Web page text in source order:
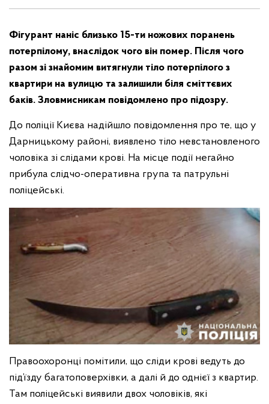
Фігурант наніс близько 15-ти ножових поранень
потерпілому, внаслідок чого він помер. Після чого
разом зі знайомим витягнули тіло потерпілого з
квартири на вулицю та залишили біля сміттєвих
баків. Зловмисникам повідомлено про підозру.
До поліції Києва надійшло повідомлення про те, що у
Дарницькому районі, виявлено тіло невстановленого
чоловіка зі слідами крові. На місце події негайно
прибула слідчо-оперативна група та патрульні
поліцейські.
Правоохоронці помітили, що сліди крові ведуть до
під’їзду багатоповерхівки, а далі й до однієї з квартир.
Там поліцейські виявили двох чоловіків, які